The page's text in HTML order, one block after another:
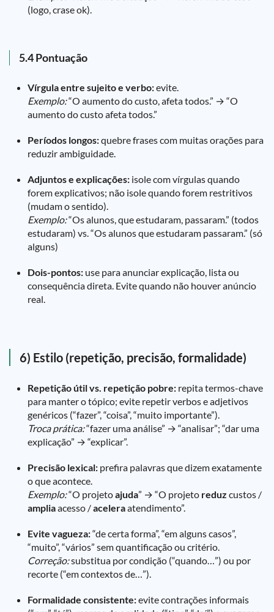
(logo, crase ok).
5.4 Pontuação
Vírgula entre sujeito e verbo:evite.
Exemplo:“O aumento do custo, afeta todos.” → “O
aumento do custo afeta todos.”
Períodos longos:quebre frases com muitas orações para
reduzir ambiguidade.
Adjuntos e explicações: isole com vírgulas quando
forem explicativos; não isole quando forem restritivos
(mudam o sentido).
Exemplo:“Os alunos, que estudaram, passaram.” (todos
estudaram) vs. “Os alunos que estudaram passaram.” (só
alguns)
Dois-pontos: use para anunciar explicação, lista ou
consequência direta. Evite quando não houver anúncio
real.
6) Estilo (repetição, precisão, formalidade)
Repetição útil vs. repetição pobre: repita termos-chave
para manter o tópico; evite repetir verbos e adjetivos
genéricos (“fazer”, “coisa”, “muito importante”).
Troca prática:“fazer uma análise” → “analisar”; “dar uma
explicação” → “explicar”.
Precisão lexical: prefira palavras que dizem exatamente
o que acontece.
Exemplo:“O projetoajuda” → “O projeto reduz custos /
ampliaacesso /aceleraatendimento”.
Evite vagueza:“de certa forma”, “em alguns casos”,
“muito”, “vários” sem quantificação ou critério.
Correção:substitua por condição (“quando…”) ou por
recorte (“em contextos de…”).
Formalidade consistente:evite contrações informais